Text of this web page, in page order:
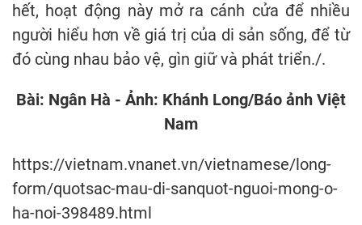
hết, hoạt động này mở ra cánh cửa để nhiều
người hiểu hơn về giá trị của di sản sống, để từ
đó cùng nhau bảo vệ, gìn giữ và phát triển./.
Bài: Ngân Hà - Ảnh: Khánh Long/Báo ảnh Việt
Nam
https://vietnam.vnanet.vn/vietnamese/long-
form/quotsac-mau-di-sanquot-nguoi-mong-o-
ha-noi-398489.html